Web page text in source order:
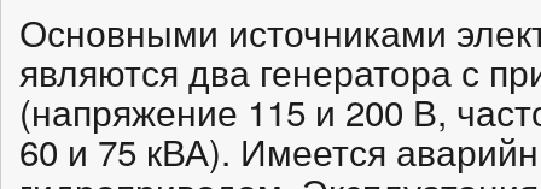
Основными источниками
являются два генератора с
(напряжение 115 и 200 В,
60 и 75 кВА). Имеется